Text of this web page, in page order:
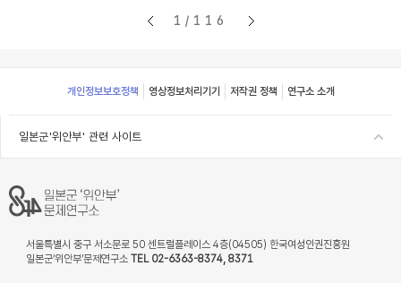
1/116
Footer
개인정보보호정책 영상정보처리기기 저작권 정책 연구소 소개
일본군'위안부' 관련 사이트
서울특별시 중구 서소문로 50 센트럴플레이스 4층(04505) 한국여성인권진흥원
일본군‘위안부’문제연구소 TEL 02-6363-8374, 8371